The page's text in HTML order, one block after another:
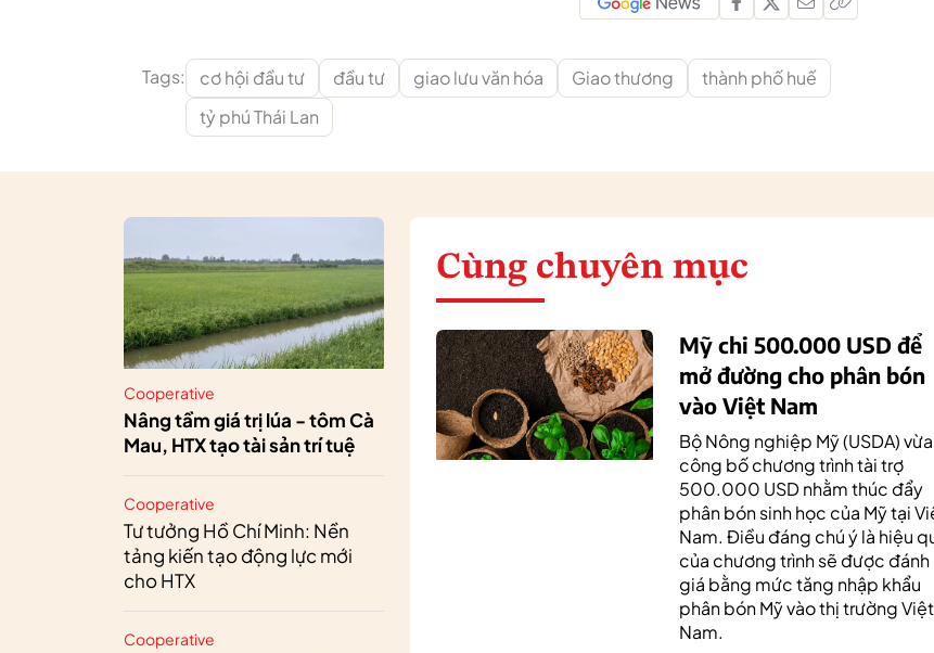
Tags: cơ hội đầu tư đầu tư giao lưu văn hóa Giao thương
thành phố huế
tỷ phú Thái Lan
Cooperative
Nâng tầm giá trị lúa - tôm Cà
Mau, HTX tạo tài sản trí tuệ
Cooperative
Tư tưởng Hồ Chí Minh: Nền
tảng kiến tạo động lực mới
cho HTX
Cooperative
Cùng chuyên mục
Mỹ chi 500.000 USD để
mở đường cho phân bón
vào Việt Nam
Bộ Nông nghiệp Mỹ (USDA) vừa
công bố chương trình tài trợ
500.000 USD nhằm thúc đẩy
phân bón sinh học của Mỹ tại
Nam. Điều đáng chú ý là hiệu
của chương trình sẽ được đánh
giá bằng mức tăng nhập khẩu
phân bón Mỹ vào thị trường Việt
Nam.